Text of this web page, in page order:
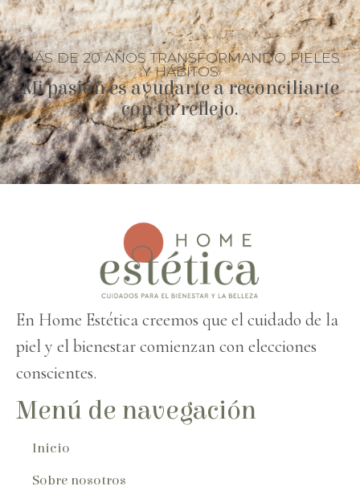
MÁS DE 20 AÑOS TRANSFORMANDO PIELES
Y HÁBITOS
Mi pasión es ayudarte a reconciliarte
con tu reflejo.
En Home Estética creemos que el cuidado de la
piel y el bienestar comienzan con elecciones
conscientes.
Menú de navegación
Inicio
Sobre nosotros